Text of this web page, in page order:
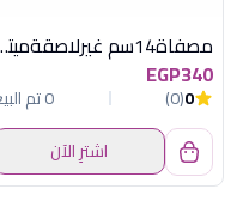
مصفاة14سم
EGP340
0
(0)
0 تم البيع
اشترِ الآن